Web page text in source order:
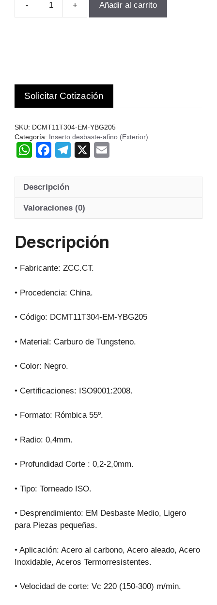
-
INSERTO
UN.
ZCC.
cantidad
+ Añadir al carrito
Solicitar Cotización
SKU: DCMT11T304-EM-YBG205
Categoría: Inserto desbaste-afino (Exterior)
W
at
A
p
F
c
b
o
T
e
a
X
ail
Descripción
Valoraciones (0)
Descripción
• Fabricante: ZCC.CT.
• Procedencia: China.
• Código: DCMT11T304-EM-YBG205
• Material: Carburo de Tungsteno.
• Color: Negro.
• Certificaciones: ISO9001:2008.
• Formato: Rómbica 55º.
• Radio: 0,4mm.
• Profundidad Corte : 0,2-2,0mm.
• Tipo: Torneado ISO.
• Desprendimiento: EM Desbaste Medio, Ligero
para Piezas pequeñas.
• Aplicación: Acero al carbono, Acero aleado, Acero
Inoxidable, Aceros Termorresistentes.
• Velocidad de corte: Vc 220 (150-300) m/min.